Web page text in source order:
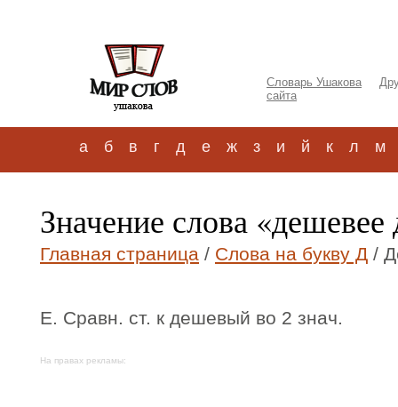
Словарь Ушакова
сайта
а б в г д е ж з и й к л м
Значение слова
Главная страница / Слова на букву Д /
Е. Сравн. ст. к дешевый во 2 знач.
На правах рекламы: